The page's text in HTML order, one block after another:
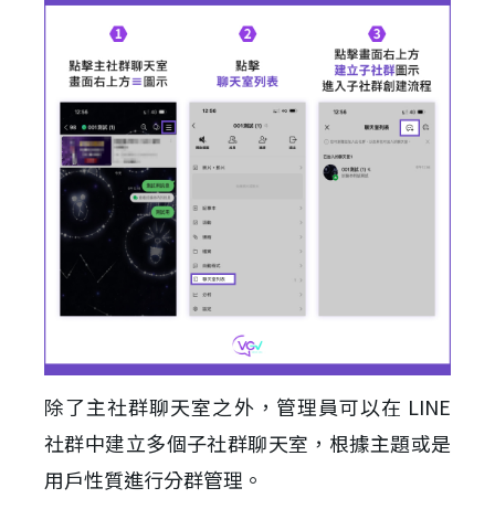
除了主社群聊天室之外，管理員可以在 LINE
社群中建立多個子社群聊天室，根據主題或是
用戶性質進行分群管理。